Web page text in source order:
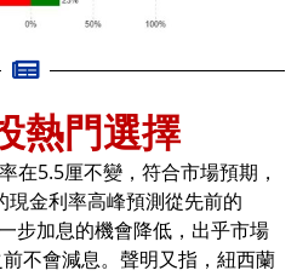
熱門選擇
在5.5厘不變，符合市場預期，
金利率高峰預測從先前的
步加息的機會降低，出乎市場
不會減息。聲明又指，紐西蘭